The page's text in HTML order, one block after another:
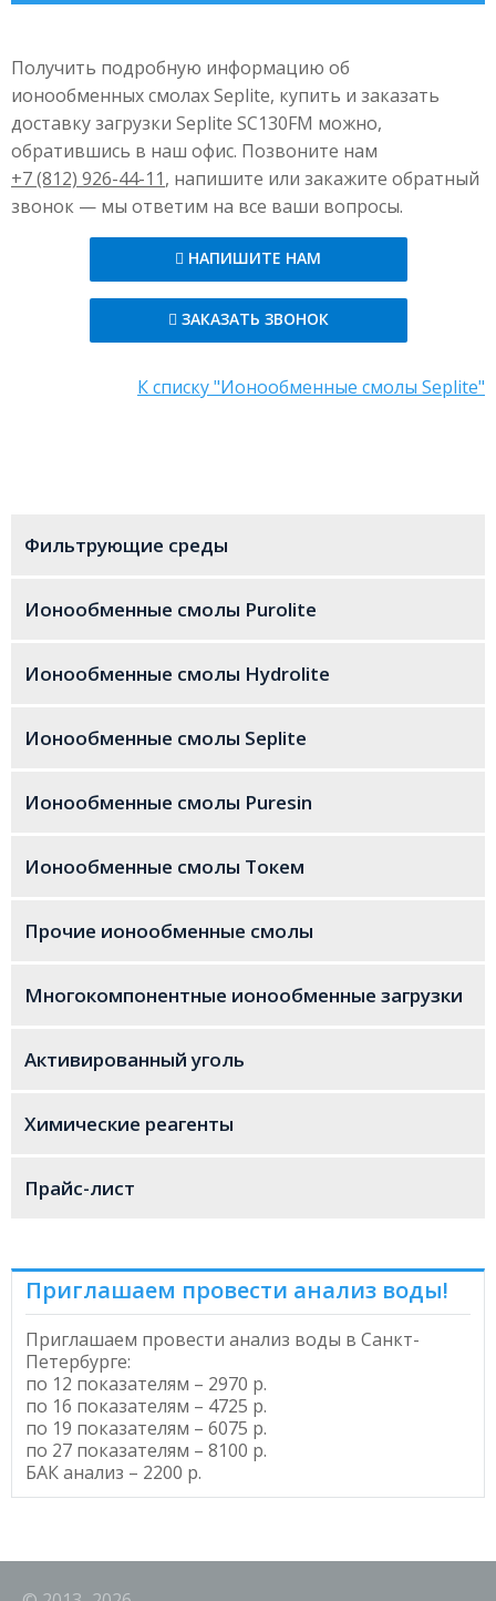
Матрица
Гелевая, полистирол-
дивинилбензол
Внешний вид
сферические зёрна
Функциональные группы
Сильнокислотные
Ионная форма при отгрузке Na
Размер частиц в рабочей
фракции, мм
0,65±0,05
Коэффициент однородности ≤ 1,1
Истинная плотность, г/л
Общая объёмная обменная
≥ 2,0
Содержание целых частиц, % ≥ 95
≤ 120°C (Na
≤ 100°C (H
Рабочий диапазон рН 0–14
Получить подробную информацию об
ионообменных смолах Seplite, купить и заказать
доставку загрузки Seplite SC130FM можно,
обратившись в наш офис. Позвоните нам
+7 (812) 926-44-11, напишите или закажите обратный
звонок — мы ответим на все ваши вопросы.
НАПИШИТЕ НАМ
ЗАКАЗАТЬ ЗВОНОК
К списку "Ионообменные смолы Seplite"
Фильтрующие среды
Ионообменные смолы Purolite
Ионообменные смолы Hydrolite
Ионообменные смолы Seplite
Ионообменные смолы Puresin
Ионообменные смолы Токем
Прочие ионообменные смолы
Многокомпонентные ионообменные загрузки
Активированный уголь
Химические реагенты
Прайс-лист
Приглашаем провести анализ воды!
Приглашаем провести анализ воды в Санкт-
Петербурге:
по 12 показателям – 2970 р.
по 16 показателям – 4725 р.
по 19 показателям – 6075 р.
по 27 показателям – 8100 р.
БАК анализ – 2200 р.